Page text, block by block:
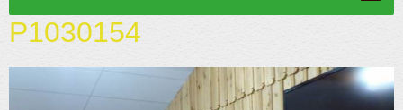
Page d'accueil
Actu/News
Rétrospective
P1030154